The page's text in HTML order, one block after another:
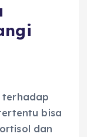
terhadap
bisa
dan